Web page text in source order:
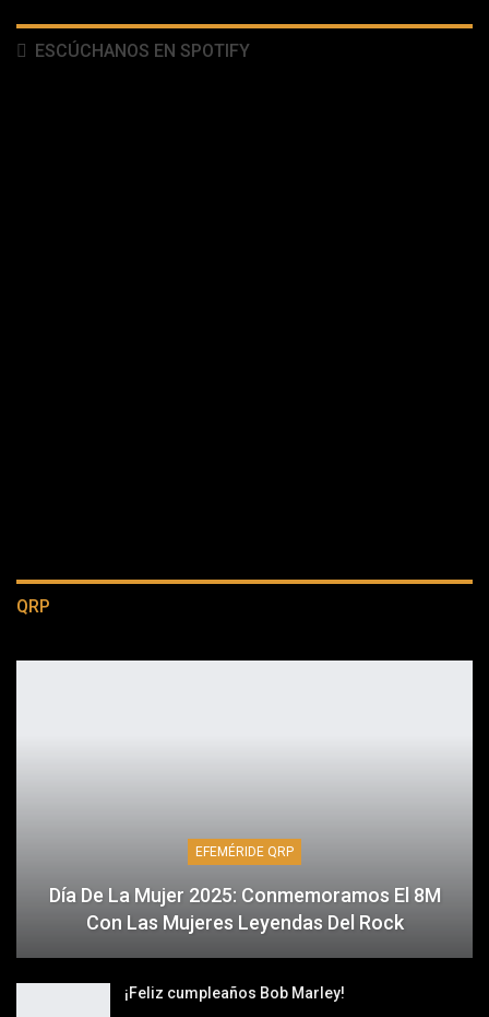
ESCÚCHANOS EN SPOTIFY
QRP
EFEMÉRIDE QRP
Día De La Mujer 2025: Conmemoramos El 8M
Con Las Mujeres Leyendas Del Rock
¡Feliz cumpleaños Bob Marley!